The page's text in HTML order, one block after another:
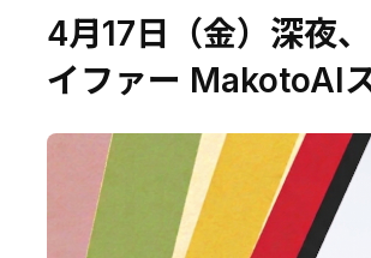
4月17日（金）深夜
イファー MakotoAI